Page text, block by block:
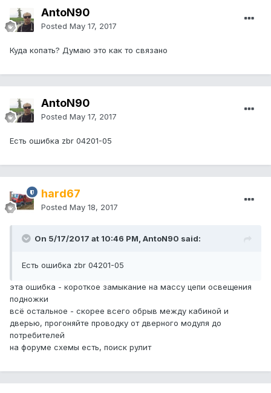
AntoN90
Posted May 17, 2017
Куда копать? Думаю это как то связано
AntoN90
Posted May 17, 2017
Есть ошибка zbr 04201-05
hard67
Posted May 18, 2017
On 5/17/2017 at 10:46 PM, AntoN90 said:
Есть ошибка zbr 04201-05
эта ошибка - короткое замыкание на массу цепи освещения
подножки
всё остальное - скорее всего обрыв между кабиной и
дверью, прогоняйте проводку от дверного модуля до
потребителей
на форуме схемы есть, поиск рулит